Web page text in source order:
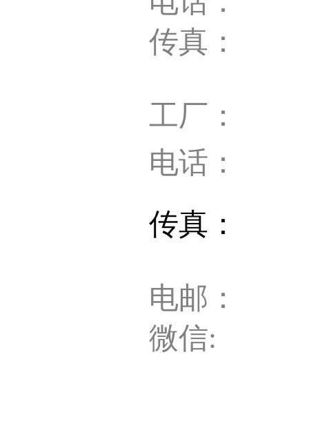
传真：
工厂： 泰
电话：
传真：
电邮：
微信: